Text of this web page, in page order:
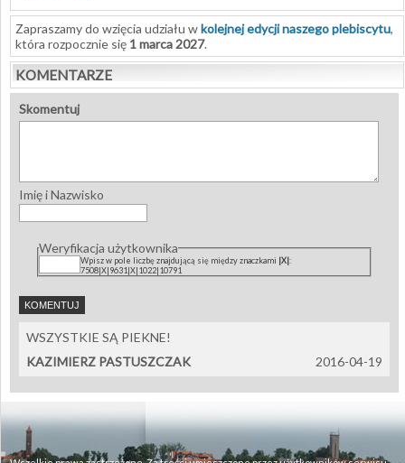
Zapraszamy do wzięcia udziału wkolejnej edycji naszego plebiscytu,
która rozpocznie się 1 marca 2027.
KOMENTARZE
Skomentuj
Imię i Nazwisko
Weryfikacja użytkownika
Wpisz w pole liczbę znajdującą się między znaczkami |X| :
7508|X|9631|X|1022|10791
WSZYSTKIE SĄ PIEKNE!
2016-04-19
KAZIMIERZ PASTUSZCZAK